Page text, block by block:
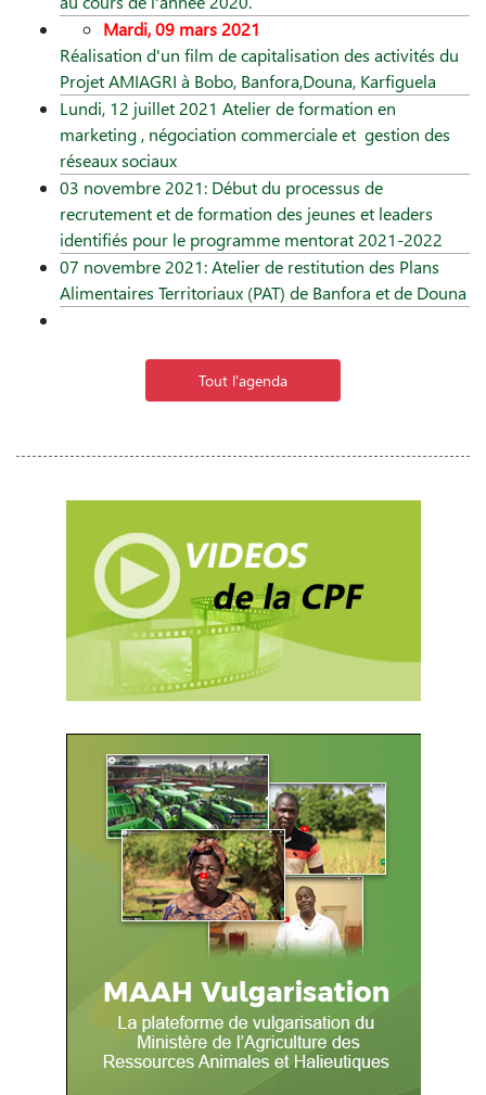
Mardi, 09 mars 2021
Réalisation d'un film de capitalisation des activités du
Projet AMIAGRI à Bobo, Banfora,Douna, Karfiguela
Lundi, 12 juillet 2021 Atelier de formation en
marketing , négociation commerciale et gestion des
réseaux sociaux
03 novembre 2021: Début du processus de
recrutement et de formation des jeunes et leaders
identifiés pour le programme mentorat 2021-2022
07 novembre 2021: Atelier de restitution des Plans
Alimentaires Territoriaux (PAT) de Banfora et de Douna
Tout l'agenda